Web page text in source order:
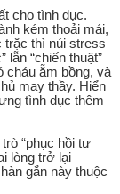
cho tình dục.
kém thoải mái,
trặc thì núi stress
lẫn “chiến thuật”
cháu ẵm bồng, và
may thầy. Hiển
tình dục thêm
“phục hồi tư
lòng trở lại
gắn này thuộc